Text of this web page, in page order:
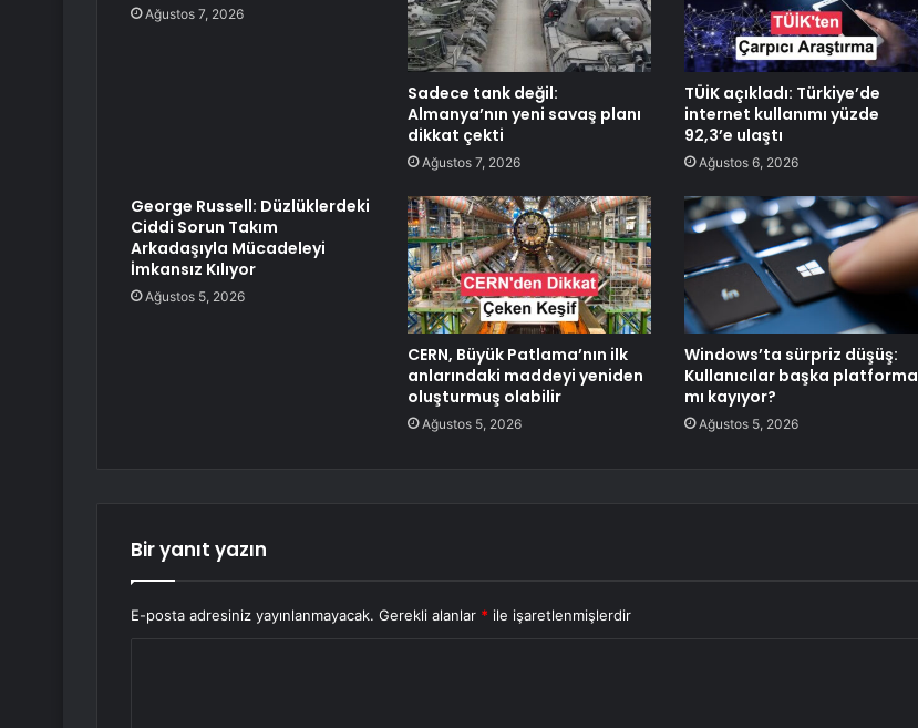
Ağustos 7, 2026
Sadece tank değil:
Almanya’nın yeni savaş planı
dikkat çekti
Ağustos 7, 2026
TÜİK açıkladı: Türkiye’de
internet kullanımı yüzde
92,3’e ulaştı
Ağustos 6, 2026
George Russell: Düzlüklerdeki
Ciddi Sorun Takım
Arkadaşıyla Mücadeleyi
İmkansız Kılıyor
Ağustos 5, 2026
CERN, Büyük Patlama’nın ilk
anlarındaki maddeyi yeniden
oluşturmuş olabilir
Ağustos 5, 2026
Windows’ta sürpriz düşüş:
Kullanıcılar başka platforma
mı kayıyor?
Ağustos 5, 2026
Bir yanıt yazın
E-posta adresiniz yayınlanmayacak. Gerekli alanlar * ile işaretlenmişlerdir